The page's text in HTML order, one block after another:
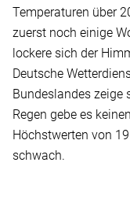
Temperaturen über
zuerst noch einige
lockere sich der
Deutsche
Bundeslandes zeige
Regen gebe es
Höchstwerten von
schwach.